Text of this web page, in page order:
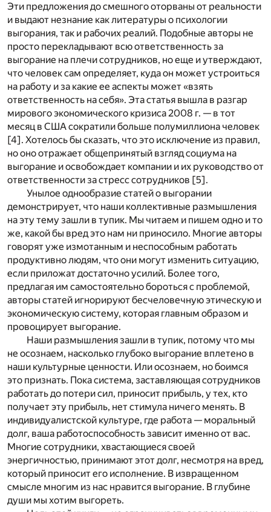
Эти предложения до смешного оторваны от реальности
и выдают незнание как литературы о психологии
выгорания, так и рабочих реалий. Подобные авторы не
просто перекладывают всю ответственность за
выгорание на плечи сотрудников, но еще и утверждают,
что человек сам определяет, куда он может устроиться
на работу и за какие ее аспекты может «взять
ответственность на себя». Эта статья вышла в разгар
мирового экономического кризиса 2008 г. — в тот
месяц в США сократили больше полумиллиона человек
[4] . Хотелось бы сказать, что это исключение из правил,
но оно отражает общепринятый взгляд социума на
выгорание и освобождает компании и их руководство от
ответственности за стресс сотрудников [5] .
Унылое однообразие статей о выгорании
демонстрирует, что наши коллективные размышления
на эту тему зашли в тупик. Мы читаем и пишем одно и то
же, какой бы вред это нам ни приносило. Многие авторы
говорят уже измотанным и неспособным работать
продуктивно людям, что они могут изменить ситуацию,
если приложат достаточно усилий. Более того,
предлагая им самостоятельно бороться с проблемой,
авторы статей игнорируют бесчеловечную этическую и
экономическую систему, которая главным образом и
провоцирует выгорание.
Наши размышления зашли в тупик, потому что мы
не осознаем, насколько глубоко выгорание вплетено в
наши культурные ценности. Или осознаем, но боимся
это признать. Пока система, заставляющая сотрудников
работать до потери сил, приносит прибыль, у тех, кто
получает эту прибыль, нет стимула ничего менять. В
индивидуалистской культуре, где работа — моральный
долг, ваша работоспособность зависит именно от вас.
Многие сотрудники, хвастающиеся своей
энергичностью, принимают этот долг, несмотря на вред,
который приносит его исполнение. В извращенном
смысле многим из нас нравится выгорание. В глубине
души мы хотим выгореть.